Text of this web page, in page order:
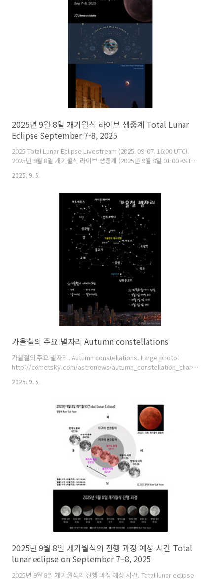
2025년 9월 8일 개기월식 라이브 생중계 Total Lunar
Eclipse September 7-8, 2025
2025 Total Lunar Eclipse Livestream (2025. 09. 07. 16:00 UTC).
2025년 9월 8일 개기월식 라이브 생중계 (2025년 9월 8일 01:00 KST).
eclipse starts (반영식 시작) : 9/8 00:26 KST (9/7 15:26 UTC) -
eclipse starts (개기식 시작) : 02:30 KST (17:30 UTC) - Maximum (개
기식 최대) : 03:11 KST (18:11 UTC) - T..
2025. 9. 5.
가을철의 주요 별자리 Autumn constellations
가을철의 주요 별자리. Autumn constellations. Large photo:
http://cometsky.com/astronews/
2025. 9. 5.
2025년 9월 8일 개기월식의 진행 과정 예상 시간 Total
lunar eclipse on September 7–8, 2025
2025년 9월 8일 개기월식의 진행 과정 예상 시간. Total lunar eclipse